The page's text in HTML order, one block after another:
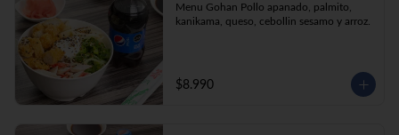
Menu Gohan Pollo apanado, palmito,
kanikama, queso, cebollin sesamo y arroz.
$8.990